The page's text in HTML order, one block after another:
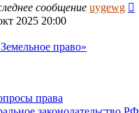
сообщение uygewg
2025 20:00
право»
права